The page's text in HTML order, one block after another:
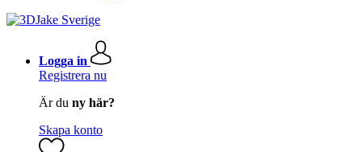
Logga in
Registrera nu
Är du ny här?
Skapa konto